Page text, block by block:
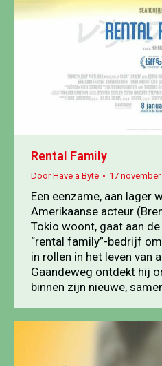
Rental Family
DoorHave a Byte 17
Een eenzame, aan lager
Amerikaanse acteur
Tokio woont, gaat aan
“rental family”-bedrijf
in rollen in het leven van
Gaandeweg ontdekt hij
binnen zijn nieuwe,